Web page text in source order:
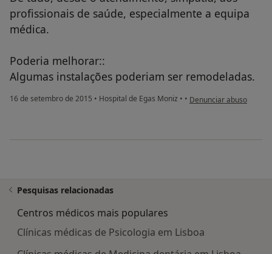
profissionais de saúde, especialmente a equipa
médica.
Poderia melhorar::
Algumas instalações poderiam ser remodeladas.
16 de setembro de 2015 • Hospital de Egas Moniz • • na opinião do utilizador
Denunciar abuso
Pesquisas relacionadas
Centros médicos mais populares
Clínicas médicas de Psicologia em Lisboa